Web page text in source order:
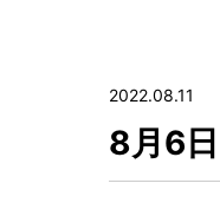
2022.08.11
8月6